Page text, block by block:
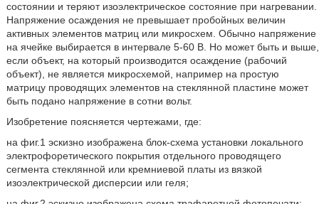
состоянии и теряют изоэлектрическое состояние при нагревании.
Напряжение осаждения не превышает пробойных величин
активных элементов матриц или микросхем. Обычно напряжение
на ячейке выбирается в интервале 5-60 В. Но может быть и выше,
если объект, на который производится осаждение (рабочий
объект), не является микросхемой, например на простую
матрицу проводящих элементов на стеклянной пластине может
быть подано напряжение в сотни вольт.
Изобретение поясняется чертежами, где:
на фиг.1 эскизно изображена блок-схема установки локального
электрофоретического покрытия отдельного проводящего
сегмента стеклянной или кремниевой платы из вязкой
изоэлектрической дисперсии или геля;